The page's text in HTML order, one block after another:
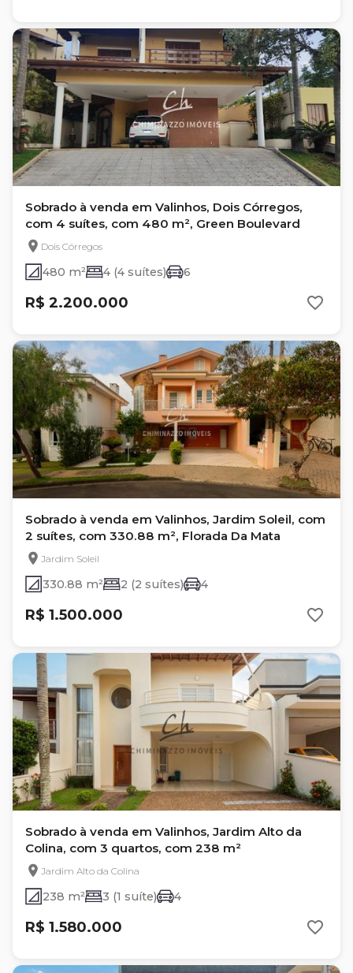
Sobrado à venda em Valinhos, Dois Córregos,
com 4 suítes, com 480 m², Green Boulevard
Dois Córregos
480 m² 4 (4 suítes) 6
R$ 2.200.000
Sobrado à venda em Valinhos, Jardim Soleil, com
2 suítes, com 330.88 m², Florada Da Mata
Jardim Soleil
330.88 m² 2 (2 suítes) 4
R$ 1.500.000
Sobrado à venda em Valinhos, Jardim Alto da
Colina, com 3 quartos, com 238 m²
Jardim Alto da Colina
238 m² 3 (1 suíte) 4
R$ 1.580.000